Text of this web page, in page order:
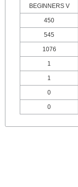
BEGINNERS V
450
545
1076
1
1
0
0